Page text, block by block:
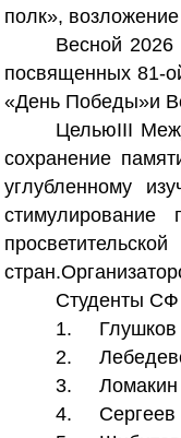
полк»,
Весной 2026
посвященных 81-
«День Победы»и
ЦельюIII
сохранение
углубленному
стимулирование
Студенты СФ
1.
2.
3.
4.